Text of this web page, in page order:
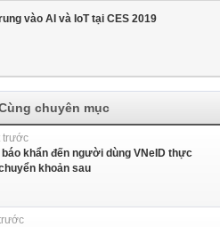
vào AI và IoT tại CES 2019
chuyên mục
trước
khẩn đến người dùng VNeID thực
khoản sau